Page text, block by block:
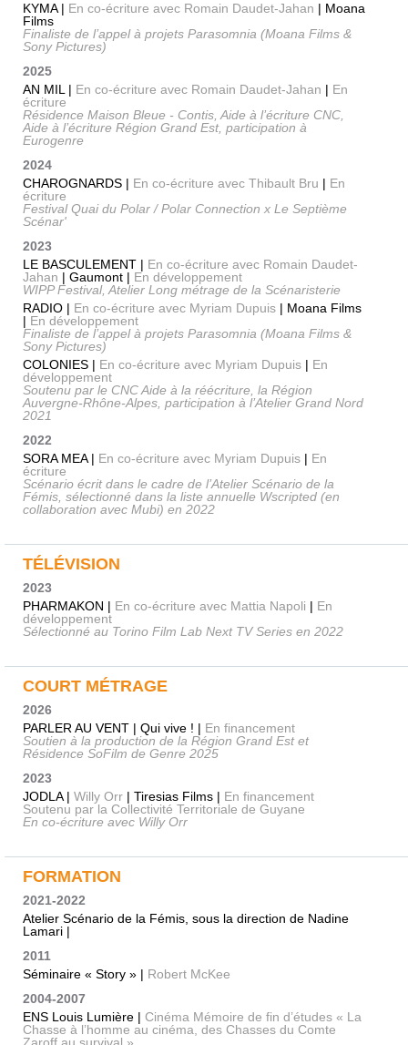
KYMA | En co-écriture avec Romain Daudet-Jahan | Moana
Films
Finaliste de l’appel à projets Parasomnia (Moana Films &
Sony Pictures)
2025
AN MIL | En co-écriture avec Romain Daudet-Jahan | En
écriture
Résidence Maison Bleue - Contis, Aide à l’écriture CNC,
Aide à l’écriture Région Grand Est, participation à
Eurogenre
2024
CHAROGNARDS | En co-écriture avec Thibault Bru | En
écriture
Festival Quai du Polar / Polar Connection x Le Septième
Scénar'
2023
LE BASCULEMENT | En co-écriture avec Romain Daudet-
Jahan | Gaumont | En développement
WIPP Festival, Atelier Long métrage de la Scénaristerie
RADIO | En co-écriture avec Myriam Dupuis | Moana Films
| En développement
Finaliste de l’appel à projets Parasomnia (Moana Films &
Sony Pictures)
COLONIES | En co-écriture avec Myriam Dupuis | En
développement
Soutenu par le CNC Aide à la réécriture, la Région
Auvergne-Rhône-Alpes, participation à l’Atelier Grand Nord
2021
2022
SORA MEA | En co-écriture avec Myriam Dupuis | En
écriture
Scénario écrit dans le cadre de l’Atelier Scénario de la
Fémis, sélectionné dans la liste annuelle Wscripted (en
collaboration avec Mubi) en 2022
TÉLÉVISION
2023
PHARMAKON | En co-écriture avec Mattia Napoli | En
développement
Sélectionné au Torino Film Lab Next TV Series en 2022
COURT MÉTRAGE
2026
PARLER AU VENT | Qui vive ! | En financement
Soutien à la production de la Région Grand Est et
Résidence SoFilm de Genre 2025
2023
JODLA | Willy Orr | Tiresias Films | En financement
Soutenu par la Collectivité Territoriale de Guyane
En co-écriture avec Willy Orr
FORMATION
2021-2022
Atelier Scénario de la Fémis, sous la direction de Nadine
Lamari |
2011
Séminaire « Story » | Robert McKee
2004-2007
ENS Louis Lumière | Cinéma Mémoire de fin d’études « La
Chasse à l’homme au cinéma, des Chasses du Comte